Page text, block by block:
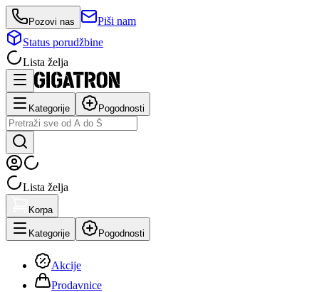
Pozovi nas
Piši nam
Status porudžbine
Lista želja
Kategorije Pogodnosti
Lista želja
Korpa
Kategorije Pogodnosti
Akcije
Prodavnice